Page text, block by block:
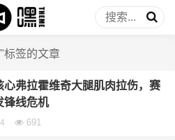
标签的文章
心弗拉霍维奇大腿肌肉拉伤，赛
锋线危机
691